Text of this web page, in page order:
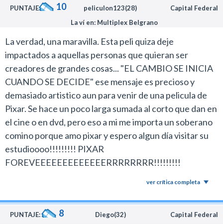
PUNTAJE: 10 peliculon123(28)
Capital Federal
La ví en: Multiplex Belgrano
La verdad, una maravilla. Esta peli quiza deje
impactados a aquellas personas que quieran ser
creadores de grandes cosas... "EL CAMBIO SE INICIA
CUANDO SE DECIDE" ese mensaje es precioso y
demasiado artistico aun para venir de una pelicula de
Pixar. Se hace un poco larga sumada al corto que dan en
el cine o en dvd, pero eso a mi me importa un soberano
comino porque amo pixar y espero algun día visitar su
estudioooo!!!!!!!!! PIXAR
FOREVEEEEEEEEEEEEERRRRRRRR!!!!!!!!!
ver crítica completa
PUNTAJE: 8 Diego(32) Capital Federal